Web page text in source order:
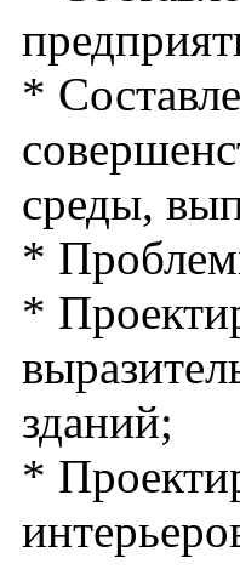
*
среды,
*
*
зданий;
*